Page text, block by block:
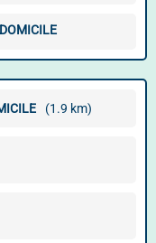
(1.9 km)